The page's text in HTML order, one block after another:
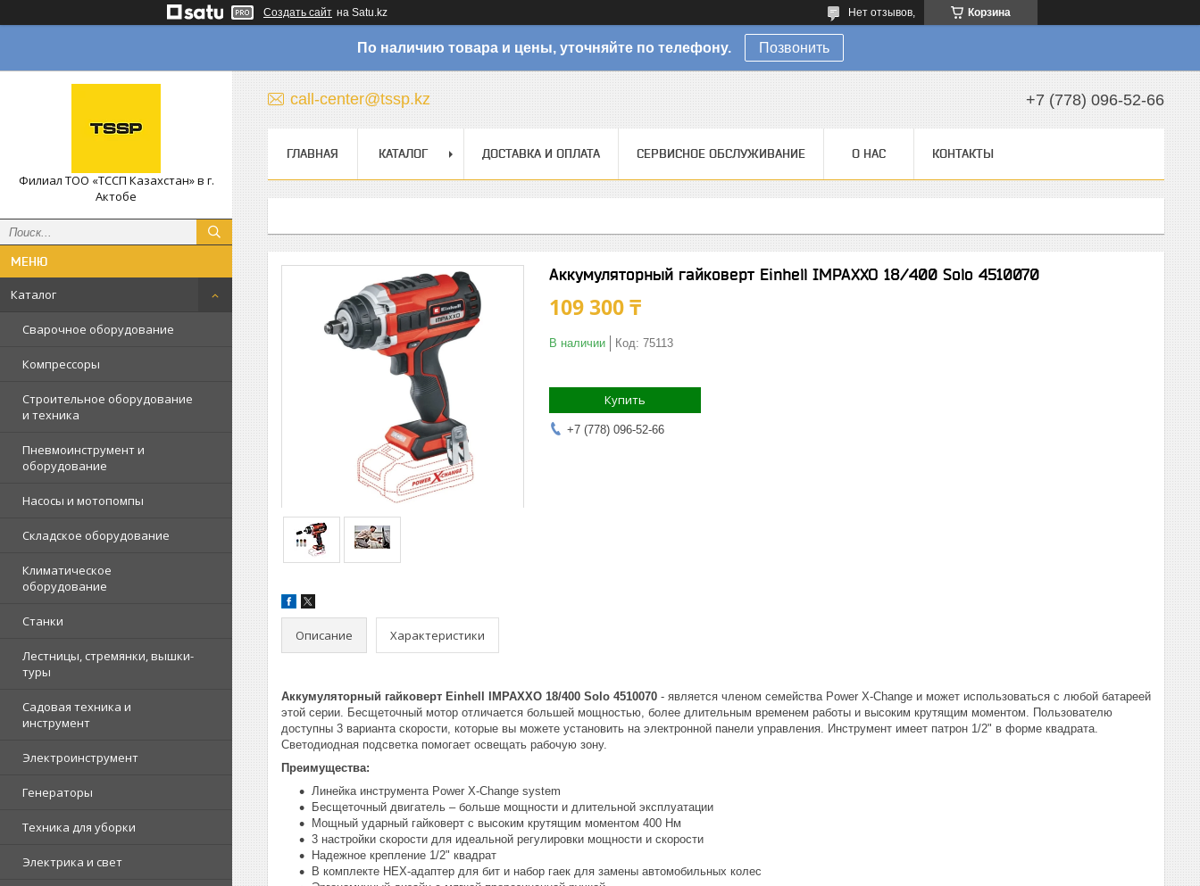
Создать сайт на Satu.kz Корзина
Нет отзывов,
По наличию товара и цены, уточняйте по телефону. Позвонить
Филиал ТОО «ТССП Казахстан» в г.
Актобе
Каталог
Сварочное оборудование
Компрессоры
Строительное оборудование
и техника
Пневмоинструмент и
оборудование
Насосы и мотопомпы
Складское оборудование
Климатическое
оборудование
Станки
Лестницы, стремянки, вышки-
туры
Садовая техника и
инструмент
Электроинструмент
Генераторы
Техника для уборки
Электрика и свет
call-center@tssp.kz +7 (778) 096-52-66
ГЛАВНАЯ КАТАЛОГ ДОСТАВКА И ОПЛАТА СЕРВИСНОЕ ОБСЛУЖИВАНИЕ О НАС КОНТАКТЫ
Аккумуляторный гайковерт Einhell IMPAXXO 18/400 Solo 4510070
109 300 ₸
В наличии Код: 75113
Купить
+7 (778) 096-52-66
Описание Характеристики
Аккумуляторный гайковерт Einhell IMPAXXO 18/400 Solo 4510070 - является членом семейства Power X-Change и может использоваться с любой батареей
этой серии. Бесщеточный мотор отличается большей мощностью, более длительным временем работы и высоким крутящим моментом. Пользователю
доступны 3 варианта скорости, которые вы можете установить на электронной панели управления. Инструмент имеет патрон 1/2" в форме квадрата.
Светодиодная подсветка помогает освещать рабочую зону.
Преимущества:
Линейка инструмента Power X-Change system
Бесщеточный двигатель – больше мощности и длительной эксплуатации
Мощный ударный гайковерт с высоким крутящим моментом 400 Нм
3 настройки скорости для идеальной регулировки мощности и скорости
Надежное крепление 1/2" квадрат
В комплекте HEX-адаптер для бит и набор гаек для замены автомобильных колес